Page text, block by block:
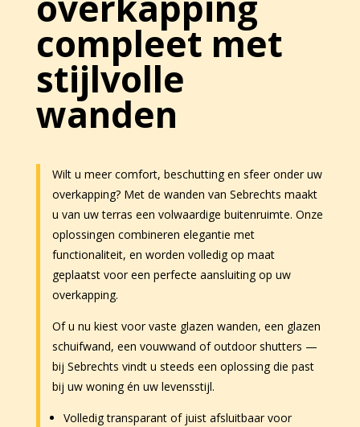
compleet met
stijlvolle
wanden
Wilt u meer comfort, beschutting en sfeer onder uw
overkapping? Met de wanden van Sebrechts maakt
u van uw terras een volwaardige buitenruimte. Onze
oplossingen combineren elegantie met
functionaliteit, en worden volledig op maat
geplaatst voor een perfecte aansluiting op uw
overkapping.
Of u nu kiest voor vaste glazen wanden, een glazen
schuifwand, een vouwwand of outdoor shutters —
bij Sebrechts vindt u steeds een oplossing die past
bij uw woning én uw levensstijl.
Volledig transparant of juist afsluitbaar voor